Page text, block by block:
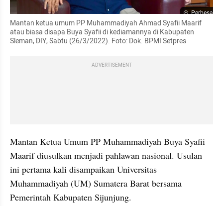
Perbesar
Mantan ketua umum PP Muhammadiyah Ahmad Syafii Maarif
atau biasa disapa Buya Syafii di kediamannya di Kabupaten
Sleman, DIY, Sabtu (26/3/2022). Foto: Dok. BPMI Setpres
ADVERTISEMENT
Mantan Ketua Umum PP Muhammadiyah Buya Syafii
Maarif diusulkan menjadi pahlawan nasional. Usulan
ini pertama kali disampaikan Universitas
Muhammadiyah (UM) Sumatera Barat bersama
Pemerintah Kabupaten Sijunjung.